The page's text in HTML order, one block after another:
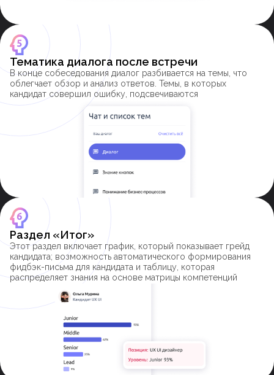
Тематика диалога после встречи
В конце собеседования диалог разбивается на темы, что
облегчает обзор и анализ ответов. Темы, в которых
кандидат совершил ошибку, подсвечиваются
Раздел «Итог»
Этот раздел включает график, который показывает грейд
кандидата; возможность автоматического формирования
фидбэк-письма для кандидата и таблицу, которая
распределяет знания на основе матрицы компетенций